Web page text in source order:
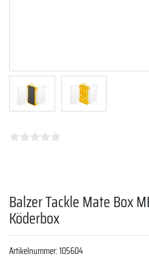
Balzer Tackle Mate Box
Köderbox
Artikelnummer:105604